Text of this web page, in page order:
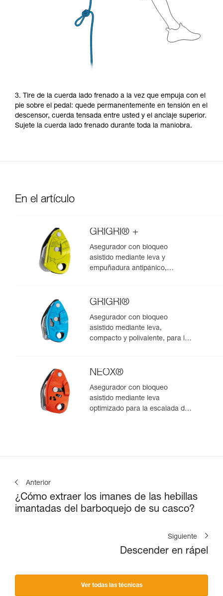
3. Tire de la cuerda lado frenado a la vez que empuja con el
pie sobre el pedal: quede permanentemente en tensión en el
descensor, cuerda tensada entre usted y el anclaje superior.
Sujete la cuerda lado frenado durante toda la maniobra.
En el artículo
GRIGRI® +
Asegurador con bloqueo
asistido mediante leva y
empuñadura antipánico,
GRIGRI®
Asegurador con bloqueo
asistido mediante leva,
compacto y polivalente, para la
NEOX®
Asegurador con bloqueo
asistido mediante leva
optimizado para la escalada de
Anterior
¿Cómo extraer los imanes de las hebillas
imantadas del barboquejo de su casco?
Siguiente
Descender en rápel
Ver todas las técnicas